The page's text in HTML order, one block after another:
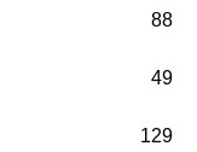
88
49
129